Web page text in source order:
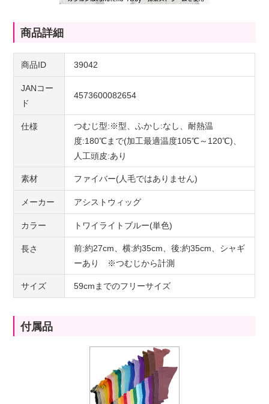
商品詳細
商品ID 39042
JANコー
ド
4573600082654
仕様
つむじ型:※型、ふかし:なし、耐熱温
度:180℃まで(加工最適温度105℃～120℃)、
人工頭皮:あり
素材 ファイバー(人毛ではありません)
メーカー アシストウィッグ
カラー トワイライトブルー(単色)
長さ
前:約27cm、横:約35cm、後:約35cm、シャギ
ーあり ※つむじから計測
サイズ 59cmまでのフリーサイズ
付属品